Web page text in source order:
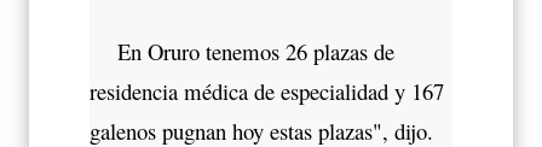
En Oruro tenemos 26 plazas de
residencia médica de especialidad y 167
galenos pugnan hoy estas plazas", dijo.